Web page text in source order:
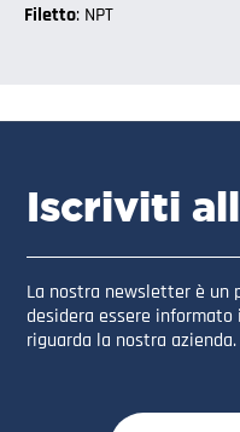
Filetto: NPT
Iscriviti
La nostra newsletter è un
desidera essere
riguarda la nostra azienda.